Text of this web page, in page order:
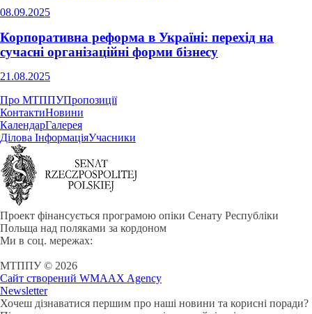
08.09.2025
Корпоративна реформа в Україні: перехід на
сучасні організаційні форми бізнесу
21.08.2025
Про МТППУПропозиції
КонтактиНовини
КалендарГалерея
Ділова ІнформаціяУчасники
Проект фінансується програмою опіки Сенату Республіки
Польща над поляками за кордоном
Ми в соц. мережах:
МТППУ © 2026
Сайт створений WMAAX Agency
Newsletter
Хочеш дізнаватися першим про наші новини та корисні поради?